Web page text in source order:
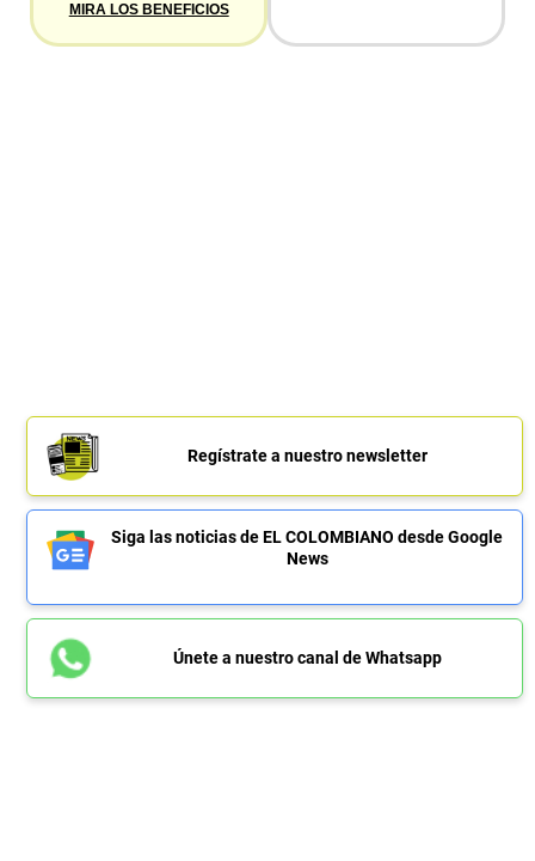
MIRA LOS BENEFICIOS
Regístrate a nuestro newsletter
Siga las noticias de EL COLOMBIANO desde Google
News
Únete a nuestro canal de Whatsapp